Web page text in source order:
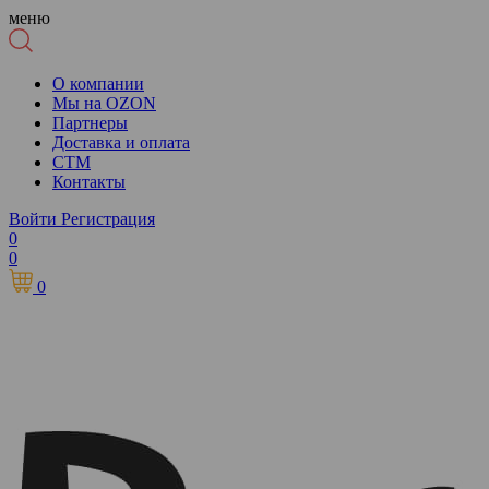
меню
О компании
Мы на OZON
Партнеры
Доставка и оплата
СТМ
Контакты
Войти Регистрация
0
0
0